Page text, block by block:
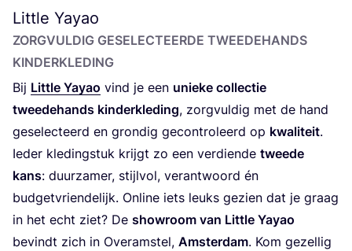
Little Yayao
ZORG­VUL­DIG GESE­LEC­TEER­DE TWEE­DE­HANDS
KINDERKLEDING
Bij Litt­le Yayao vind je een unie­ke col­lec­tie
twee­de­hands kin­der­kle­ding, zorg­vul­dig met de hand
gese­lec­teerd en gron­dig gecon­tro­leerd op kwa­li­teit.
Ieder kle­ding­stuk krijgt zo een ver­dien­de twee­de
kans: duur­za­mer, stijl­vol, ver­ant­woord én
bud­get­vrien­de­lijk. Onli­ne iets leuks gezien dat je graag
in het echt ziet? De show­room van Litt­le Yayao
bevindt zich in Over­am­stel, Amster­dam. Kom gezel­lig